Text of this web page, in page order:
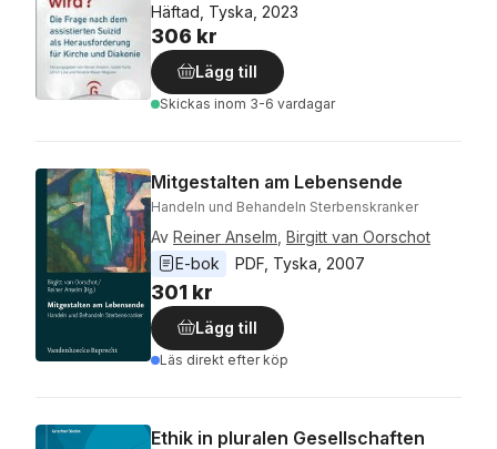
Häftad, Tyska, 2023
306 kr
Lägg till
Skickas inom 3-6 vardagar
Mitgestalten am Lebensende
Handeln und Behandeln Sterbenskranker
Av Reiner Anselm Birgitt van Oorschot
E-bok
PDF Tyska 2007
301 kr
Lägg till
Läs direkt efter köp
Ethik in pluralen Gesellschaften